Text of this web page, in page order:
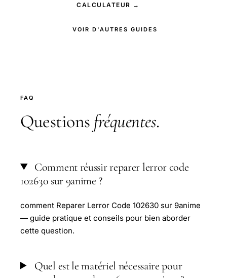
CALCULATEUR →
VOIR D'AUTRES GUIDES
FAQ
Questions fréquentes.
Comment réussir reparer lerror code
102630 sur 9anime ?
comment Reparer Lerror Code 102630 sur 9anime
— guide pratique et conseils pour bien aborder
cette question.
Quel est le matériel nécessaire pour